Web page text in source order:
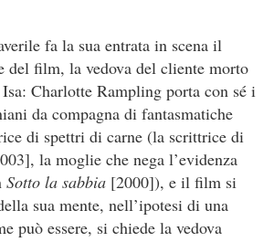
fa la sua entrata in scena il
del film, la vedova del cliente morto
Charlotte Rampling porta con sé i
da compagna di fantasmatiche
di spettri di carne (la scrittrice di
la moglie che nega l’evidenza
Sotto la sabbia [2000]), e il film si
sua mente, nell’ipotesi di una
può essere, si chiede la vedova